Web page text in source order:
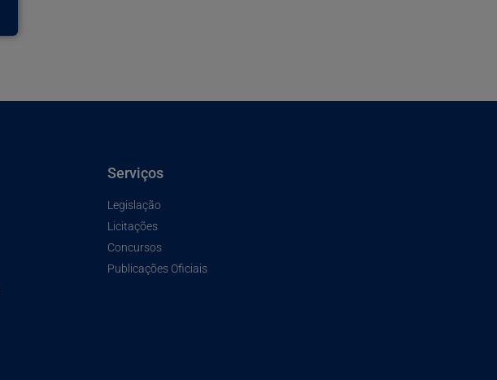
Serviços
Legislação
Licitações
Concursos
Publicações Oficiais